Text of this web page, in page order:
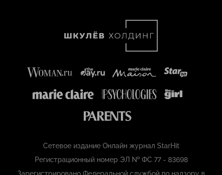
Сетевое издание Онлайн журнал StarHit
Регистрационный номер ЭЛ № ФС 77 - 83698